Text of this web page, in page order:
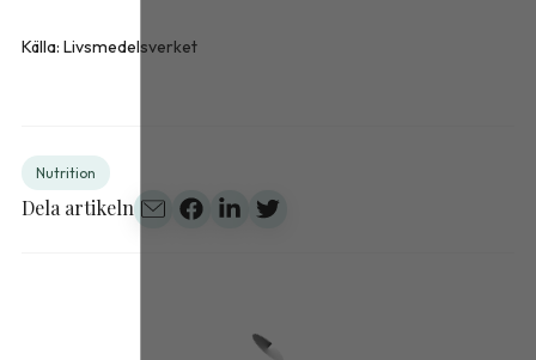
Källa: Livsmedelsverket
Nutrition
Dela artikeln